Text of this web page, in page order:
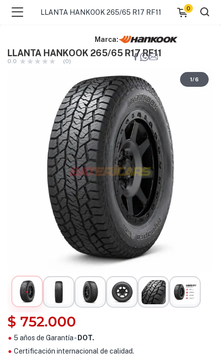
LLANTA HANKOOK 265/65 R17 RF11
0
Marca:
LLANTA HANKOOK 265/65 R17 RF11
0.0 (0)
1/6
$ 752.000
5 años de Garantía - DOT.
Certificación internacional de calidad.